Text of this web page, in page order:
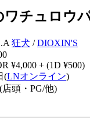
ワチュロウ
狂犬 /DIOXIN'S
¥4,000 + (1D ¥500)
(LNオンライン)
頭・PG/他)